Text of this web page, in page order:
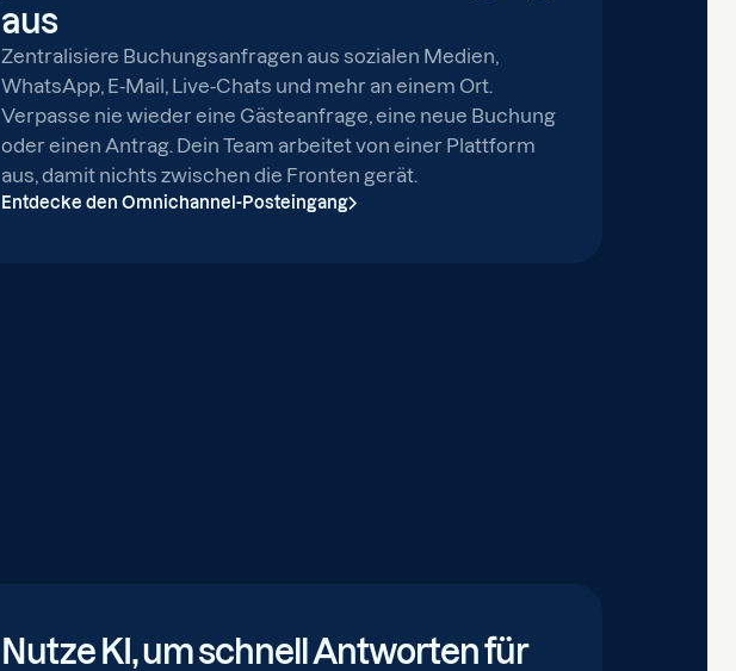
aus
Zentralisiere Buchungsanfragen aus sozialen Medien,
WhatsApp, E-Mail, Live-Chats und mehr an einem Ort.
Verpasse nie wieder eine Gästeanfrage, eine neue Buchung
oder einen Antrag. Dein Team arbeitet von einer Plattform
aus, damit nichts zwischen die Fronten gerät.
Entdecke den Omnichannel-Posteingang
Nutze KI, um schnell Antworten für